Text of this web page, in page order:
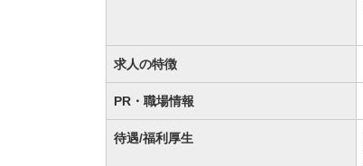
求人の特徴
PR・職場情報
待遇/福利厚生